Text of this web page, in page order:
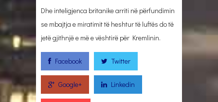
Dhe inteligjenca britanike arriti në përfundimin
se mbajtja e miratimit të heshtur të luftës do të
jetë gjithnjë e më e vështirë për Kremlinin.
Facebook Twitter
Google+ Linkedin